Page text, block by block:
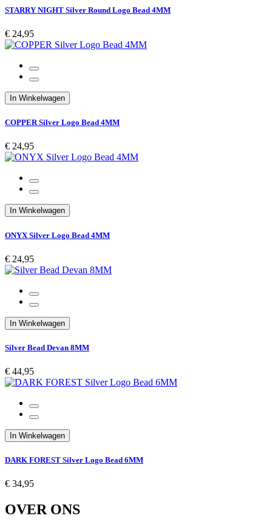
STARRY NIGHT Silver Round Logo Bead 4MM
€ 24,95
In Winkelwagen
COPPER Silver Logo Bead 4MM
€ 24,95
In Winkelwagen
ONYX Silver Logo Bead 4MM
€ 24,95
In Winkelwagen
Silver Bead Devan 8MM
€ 44,95
In Winkelwagen
DARK FOREST Silver Logo Bead 6MM
€ 34,95
OVER ONS